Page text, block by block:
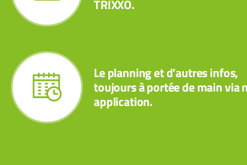
TRIXXO.
Le planning et d’autres infos,
toujours à portée de main via
application.